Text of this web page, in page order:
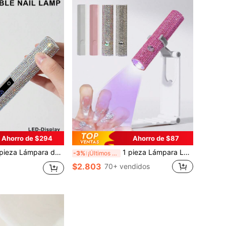
Ahorro de $294
Lámpara de curado de uñas portátil, Lámpara de uñas con pantalla táctil, Lámpara de uñas recargable por USB, Secador de pegamento de rhinestone para arte de uñas, Secado rápido, Pantalla visible, Mini lámpara de curado de gel de uñas
Ahorro de $87
-3% ¡Últimos 3 días 1 pieza Lámpara LED UV recargable por USB con diamante rosa, luz portátil mini para curado de esmalte de uñas en gel, máquina de fototerapia de uñas con diamante blanco, dispositivo portátil de curado de uñas, máquina de fototerapia UV, lámpara de fototerapia de uñas con estilo de diamante hexagonal, luz pequeña de curado rápido de esmalte de uñas en gel, lámpara portátil de curado de puntas de uñas
$2.803 70+ vendidos